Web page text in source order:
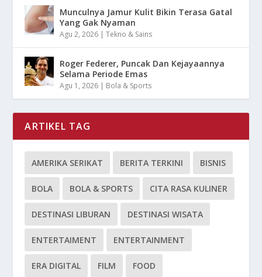
Munculnya Jamur Kulit Bikin Terasa Gatal
Yang Gak Nyaman
Agu 2, 2026 |Tekno & Sains
Roger Federer, Puncak Dan Kejayaannya
Selama Periode Emas
Agu 1, 2026 | Bola & Sports
ARTIKEL TAG
AMERIKA SERIKAT BERITA TERKINI BISNIS
BOLA BOLA & SPORTS CITA RASA KULINER
DESTINASI LIBURAN DESTINASI WISATA
ENTERTAIMENT ENTERTAINMENT
ERA DIGITAL FILM FOOD